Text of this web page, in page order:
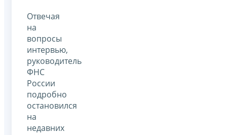
Отвечая
на
вопросы
интервью,
руководитель
ФНС
России
подробно
остановился
на
недавних